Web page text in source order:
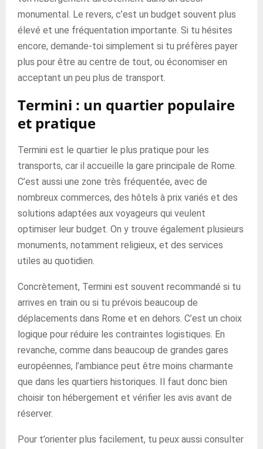
monumental. Le revers, c’est un budget souvent plus
élevé et une fréquentation importante. Si tu hésites
encore, demande-toi simplement si tu préfères payer
plus pour être au centre de tout, ou économiser en
acceptant un peu plus de transport.
Termini : un quartier populaire
et pratique
Termini est le quartier le plus pratique pour les
transports, car il accueille la gare principale de Rome.
C’est aussi une zone très fréquentée, avec de
nombreux commerces, des hôtels à prix variés et des
solutions adaptées aux voyageurs qui veulent
optimiser leur budget. On y trouve également plusieurs
monuments, notamment religieux, et des services
utiles au quotidien.
Concrètement, Termini est souvent recommandé si tu
arrives en train ou si tu prévois beaucoup de
déplacements dans Rome et en dehors. C’est un choix
logique pour réduire les contraintes logistiques. En
revanche, comme dans beaucoup de grandes gares
européennes, l’ambiance peut être moins charmante
que dans les quartiers historiques. Il faut donc bien
choisir ton hébergement et vérifier les avis avant de
réserver.
Pour t’orienter plus facilement, tu peux aussi consulter